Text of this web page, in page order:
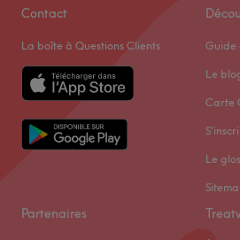
Contact
La boîte à Questions Clients Guide
Le
Carte
Le
Partenaires